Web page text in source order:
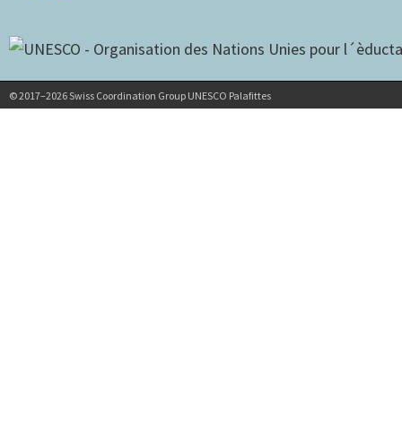
© 2017–2026 Swiss Coordination Group UNESCO Palafittes